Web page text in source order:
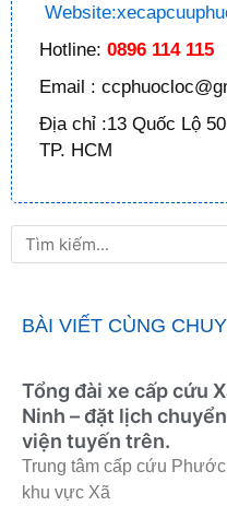
Hotline: 0896 114 115
Email :
Địa chỉ :13 Quốc Lộ
TP. HCM
Tìm
kiếm
BÀI VIẾT CÙNG
Tổng đài xe cấp cứu
Ninh – đặt lịch
viện tuyến trên.
Trung tâm cấp cứu
khu vực Xã